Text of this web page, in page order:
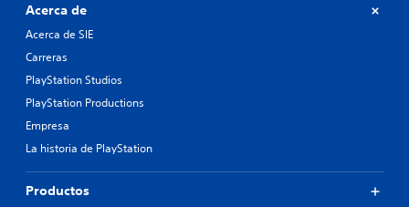
Acerca de
Acerca de SIE
Carreras
PlayStation Studios
PlayStation Productions
Empresa
La historia de PlayStation
Productos